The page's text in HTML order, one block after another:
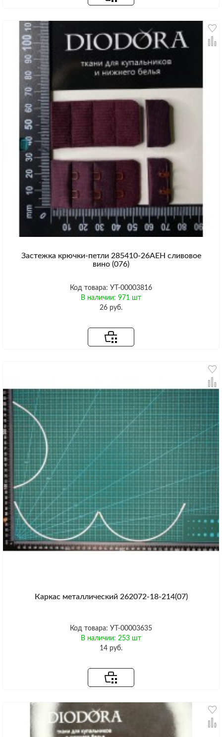
Застежка крючки-петли 285410-26AEH сливовое
вино (076)
Код товара: УТ-00003816
В наличии: 971 шт
26 руб.
Каркас металлический 262072-18-214(07)
Код товара: УТ-00003635
В наличии: 253 шт
14 руб.